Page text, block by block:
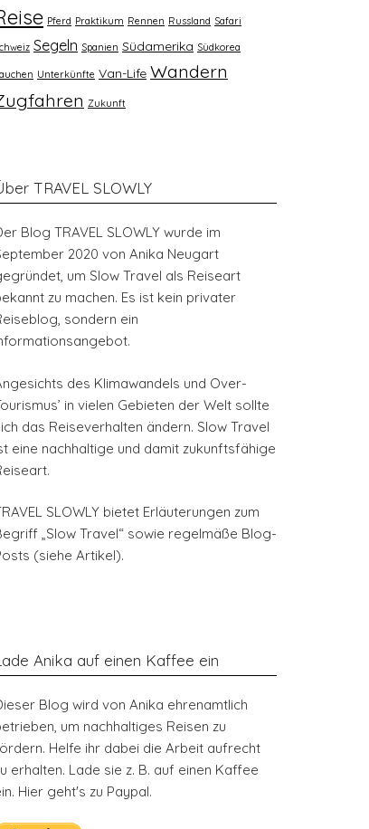
Pferd Praktikum Rennen Russland Safari
Segeln Spanien Südamerika Südkorea
Unterkünfte Van-Life Wandern
Zukunft
TRAVEL SLOWLY
Blog TRAVEL SLOWLY wurde im
2020 von Anika Neugart
um Slow Travel als Reiseart
zu machen. Es ist kein privater
sondern ein
des Klimawandels und Over-
in vielen Gebieten der Welt sollte
das Reiseverhalten ändern. Slow Travel
eine nachhaltige und damit zukunftsfähige
SLOWLY bietet Erläuterungen zum
„Slow Travel“ sowie regelmäße Blog-
(siehe Artikel).
Anika auf einen Kaffee ein
Blog wird von Anika ehrenamtlich
um nachhaltiges Reisen zu
Helfe ihr dabei die Arbeit aufrecht
erhalten. Lade sie z. B. auf einen Kaffee
Hier geht's zu Paypal.